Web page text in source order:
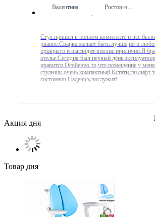
Валентина Ростов-на-Дону
Стул пришел в полном комплекте и всё было
рваное.Сварка желает быть лучше,но в
прикрыто и выглядит вполне прилично.Я
ателье.Сегодня был первый день
нравится.Особенно то,что помещение у
стульчик очень компактный.Кстати,газлифт
состоянии.Надеюсь,послужит!
Акция дня
Товар дня